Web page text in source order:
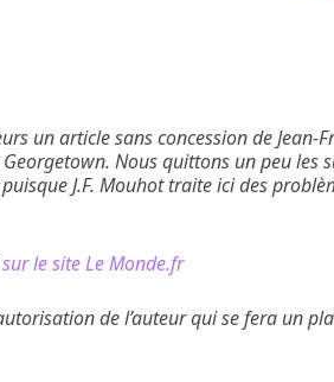
un article sans concession de
Georgetown. Nous quittons un peu les
J.F. Mouhot traite ici des
sur le site Le Monde.fr
de l’auteur qui se fera un